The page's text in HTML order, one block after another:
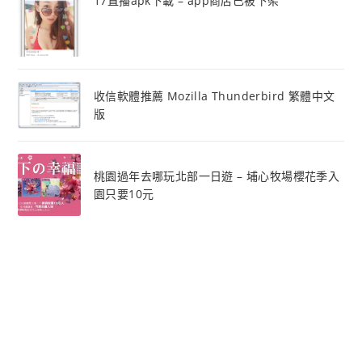
收信軟體推薦 Mozilla Thunderbird 繁體中文
版
桃園過年去哪玩北部一日遊 – 埔心牧場櫻花季入
園只要10元